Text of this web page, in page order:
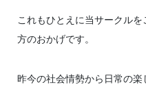
これもひとえに当サークル
方のおかげです。
昨今の社会情勢から日常の楽